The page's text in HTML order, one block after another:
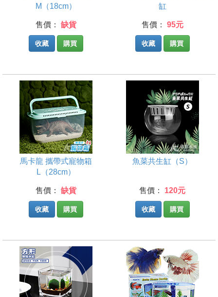
M（18cm）
售價： 缺貨
收藏 購買
缸
售價： 95元
收藏 購買
馬卡龍 攜帶式寵物箱
L（28cm）
售價： 缺貨
收藏 購買
魚菜共生缸（S）
售價： 120元
收藏 購買